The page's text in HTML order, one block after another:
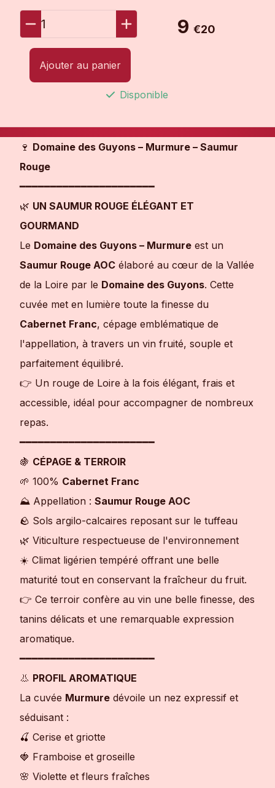
1 9 €20
Ajouter au panier
Disponible
🍷 Domaine des Guyons – Murmure – Saumur
Rouge
━━━━━━━━━━━━━━━━━━━━━━
🌿 UN SAUMUR ROUGE ÉLÉGANT ET
GOURMAND
Le Domaine des Guyons – Murmure est un
Saumur Rouge AOC élaboré au cœur de la Vallée
de la Loire par le Domaine des Guyons. Cette
cuvée met en lumière toute la finesse du
Cabernet Franc, cépage emblématique de
l'appellation, à travers un vin fruité, souple et
parfaitement équilibré.
👉 Un rouge de Loire à la fois élégant, frais et
accessible, idéal pour accompagner de nombreux
repas.
━━━━━━━━━━━━━━━━━━━━━━
🍇 CÉPAGE & TERROIR
🌱 100% Cabernet Franc
⛰️ Appellation : Saumur Rouge AOC
🪨 Sols argilo-calcaires reposant sur le tuffeau
🌿 Viticulture respectueuse de l'environnement
☀️ Climat ligérien tempéré offrant une belle
maturité tout en conservant la fraîcheur du fruit.
👉 Ce terroir confère au vin une belle finesse, des
tanins délicats et une remarquable expression
aromatique.
━━━━━━━━━━━━━━━━━━━━━━
👃 PROFIL AROMATIQUE
La cuvée Murmure dévoile un nez expressif et
séduisant :
🍒 Cerise et griotte
🍓 Framboise et groseille
🌸 Violette et fleurs fraîches